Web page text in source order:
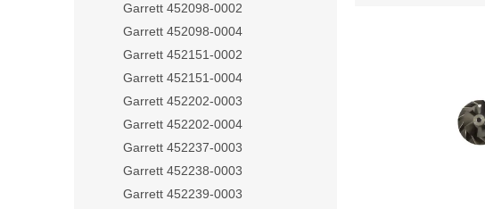
Garrett 452098-0002
Garrett 452098-0004
Garrett 452151-0002
Garrett 452151-0004
Garrett 452202-0003
Garrett 452202-0004
Garrett 452237-0003
Garrett 452238-0003
Garrett 452239-0003